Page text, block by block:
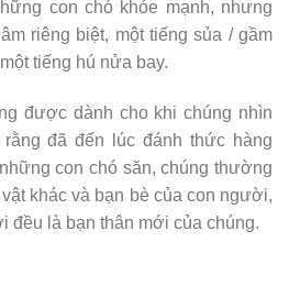
con chó khỏe mạnh, nhưng
riêng biệt, một tiếng sủa / gầm
tiếng hú nửa bay.
được dành cho khi chúng nhìn
đã đến lúc đánh thức hàng
con chó săn, chúng thường
khác và bạn bè của con người,
đều là bạn thân mới của chúng.